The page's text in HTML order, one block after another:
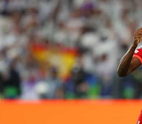
دوري أبطال أوروبا
القسم الثاني
رياضات أخرى
آسيا
أمريكا
ركن الألعاب